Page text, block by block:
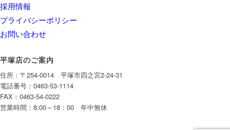
採用情報
プライバシーポリシー
お問い合わせ
平塚店のご案内
住所：〒254-0014 平塚市四之宮2-24-31
電話番号：0463-53-1114
FAX：0463-54-0222
営業時間：8:00～18：00 年中無休